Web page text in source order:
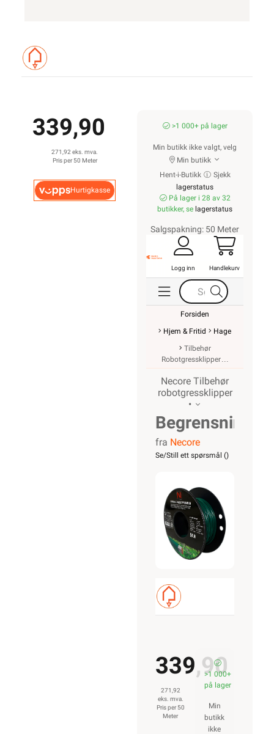
339,90
271,92 eks. mva.
Pris per 50 Meter
Hurtigkasse
>1 000+ på lager
Min butikk ikke valgt, velg
Min butikk
Hent-i-Butikk
Sjekk
lagerstatus
På lager i 28 av 32
butikker, se lagerstatus
Salgspakning: 50 Meter
Logg inn Handlekurv
Forsiden
Hjem & Fritid
Hage
Tilbehør
Robotgressklipper
Necore Tilbehør
robotgressklipper
•
for
50m
fra Necore
Se/Still ett spørsmål ()
339,90
271,92
eks. mva.
Pris per 50
Meter
>1 000+
på lager
Min
butikk
ikke